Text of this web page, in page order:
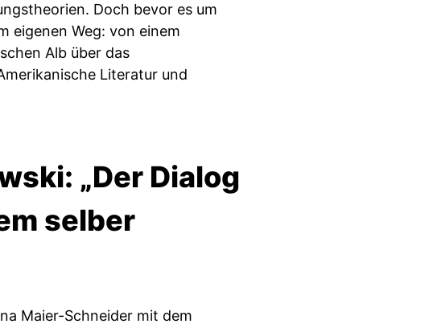
Doch bevor es um
eigenen Weg: von einem
Alb über das
Literatur und
„Der Dialog
selber
Maier-Schneider mit dem